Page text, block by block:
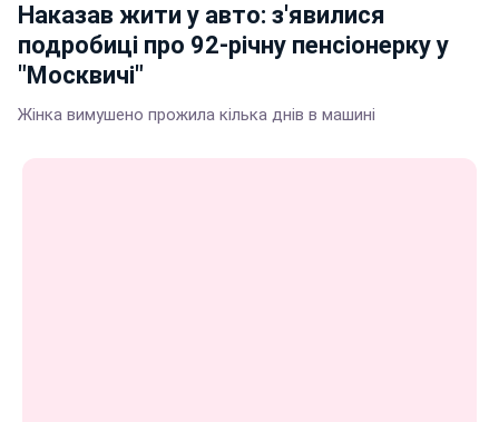
Наказав жити у авто: з'явилися
подробиці про 92-річну пенсіонерку у
"Москвичі"
Жінка вимушено прожила кілька днів в машині